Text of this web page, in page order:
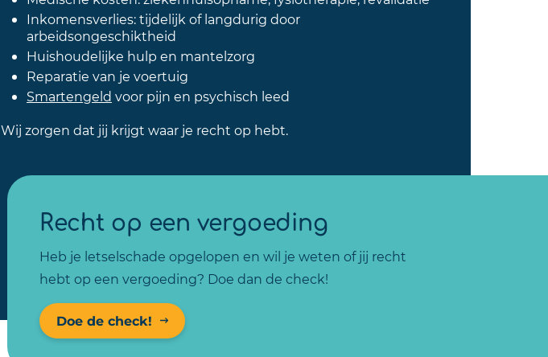
Inkomensverlies: tijdelijk of langdurig door
arbeidsongeschiktheid
Huishoudelijke hulp en mantelzorg
Reparatie van je voertuig
Smartengeld voor pijn en psychisch leed
Wij zorgen dat jij krijgt waar je recht op hebt.
Recht op een vergoeding
Heb je letselschade opgelopen en wil je weten of jij recht
hebt op een vergoeding? Doe dan de check!
Doe de check!